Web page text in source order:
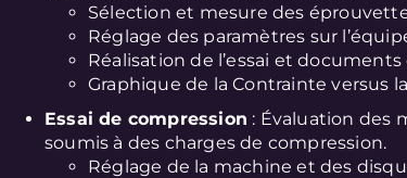
Sélection et mesure des
Réglage des paramètres sur
Réalisation de l’essai et
Graphique de la Contrainte versus
Essai de compression : Évaluation des
soumis à des charges de compression.
Réglage de la machine et des